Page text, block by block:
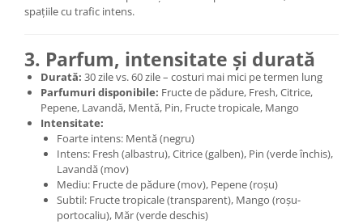
spațiile cu trafic intens.
3. Parfum, intensitate și durată
Durată: 30 zile vs. 60 zile – costuri mai mici pe termen lung
Parfumuri disponibile: Fructe de pădure, Fresh, Citrice,
Pepene, Lavandă, Mentă, Pin, Fructe tropicale, Mango
Intensitate:
Foarte intens: Mentă (negru)
Intens: Fresh (albastru), Citrice (galben), Pin (verde închis),
Lavandă (mov)
Mediu: Fructe de pădure (mov), Pepene (roșu)
Subtil: Fructe tropicale (transparent), Mango (roșu-
portocaliu), Măr (verde deschis)